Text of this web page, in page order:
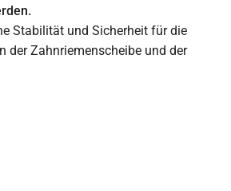
Stabilität und Sicherheit für die
der Zahnriemenscheibe und der